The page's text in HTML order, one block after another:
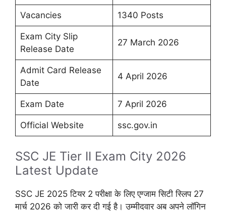
Vacancies 1340 Posts
Exam City Slip
Release Date
27 March 2026
Admit Card Release
Date
4 April 2026
Exam Date 7 April 2026
Official Website ssc.gov.in
SSC JE Tier II Exam City 2026
Latest Update
SSC JE 2025 टियर 2 परीक्षा के लिए एग्जाम सिटी स्लिप 27
मार्च 2026 को जारी कर दी गई है। उम्मीदवार अब अपने लॉगिन